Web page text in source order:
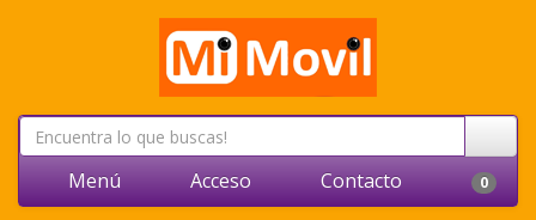
Menú Acceso Contacto 0